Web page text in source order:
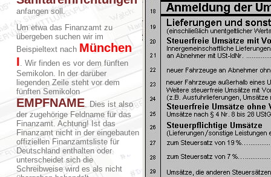
anfangen soll.
Um etwa das Finanzamt zu
übergeben suchen wir im
Beispieltext nach München
I. Wir finden es vor dem fünften
Semikolon. In der darüber
liegenden Zeile steht vor dem
fünften Semikolon
EMPFNAME. Dies ist also
der zugehörige Feldname für das
Finanzamt. Achtung! Ist das
Finanzamt nicht in der eingebauten
offiziellen Finanzamtsliste für
Deutschland enthalten oder
unterscheidet sich die
Schreibweise wird es als nicht